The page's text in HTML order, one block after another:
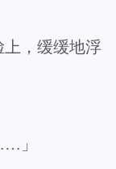
，缓缓地浮
」